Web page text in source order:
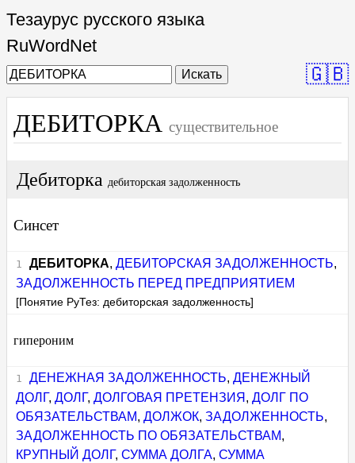
Тезаурус русского языка
RuWordNet
Искать 🇬🇧
ДЕБИТОРКА существительное
Дебиторка дебиторская задолженность
Синсет
ДЕБИТОРКА, ДЕБИТОРСКАЯ ЗАДОЛЖЕННОСТЬ,
ЗАДОЛЖЕННОСТЬ ПЕРЕД ПРЕДПРИЯТИЕМ
[Понятие РуТез: дебиторская задолженность]
гипероним
ДЕНЕЖНАЯ ЗАДОЛЖЕННОСТЬ, ДЕНЕЖНЫЙ
ДОЛГ,ДОЛГ,ДОЛГОВАЯ ПРЕТЕНЗИЯ ,ДОЛГ ПО
ОБЯЗАТЕЛЬСТВАМ,ДОЛЖОК,ЗАДОЛЖЕННОСТЬ,
ЗАДОЛЖЕННОСТЬ ПО ОБЯЗАТЕЛЬСТВАМ,
КРУПНЫЙ ДОЛГ,СУММА ДОЛГА,СУММА